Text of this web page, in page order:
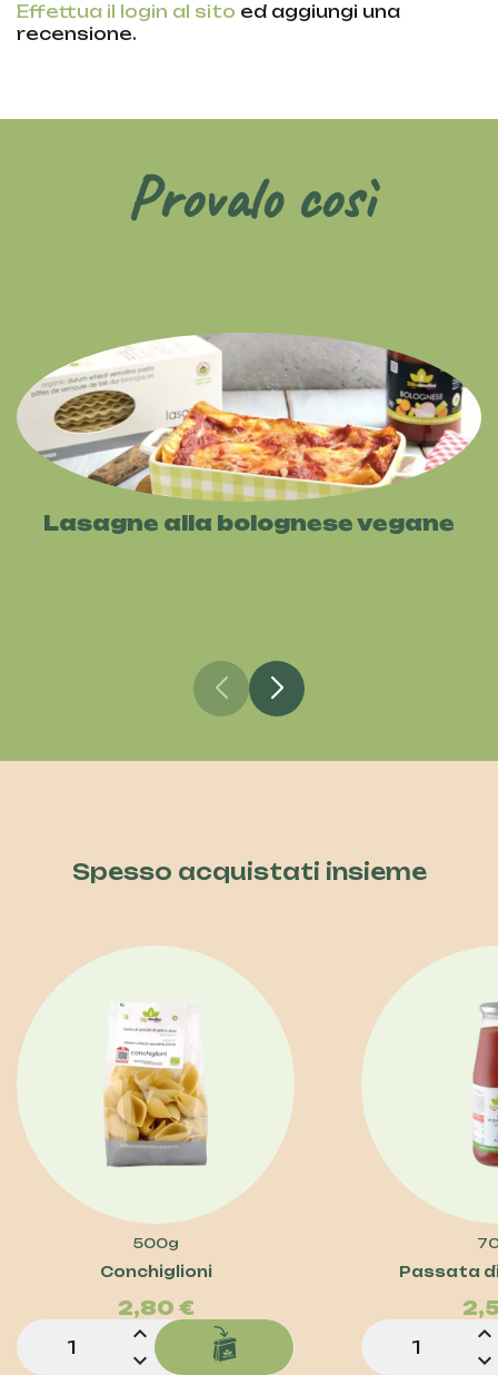
Effettua il login al sito ed aggiungi una
recensione.
Provalo così
Lasagne alla bolognese vegane
Spesso acquistati insieme
500g
Conchiglioni
Prezzo
2,80 €
expand_less
expand_more
Passata
expand_less
expand_more